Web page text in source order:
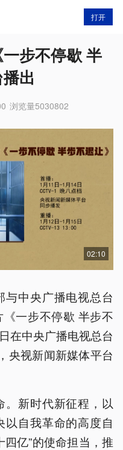
打开
步不停歇 半
出
浏览量5030802
02:10
与中央广播电视总台
一步不停歇 半步不
在中央广播电视总台
央视新闻新媒体平台
。新时代新征程，以
自我革命的高度自
亿”的使命担当，推